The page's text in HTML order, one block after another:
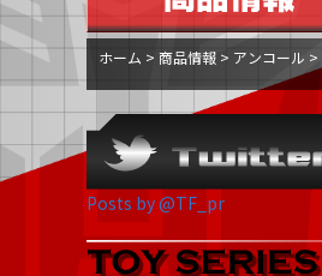
ホーム > 商品情報 > アンコール >
Posts by @TF_pr